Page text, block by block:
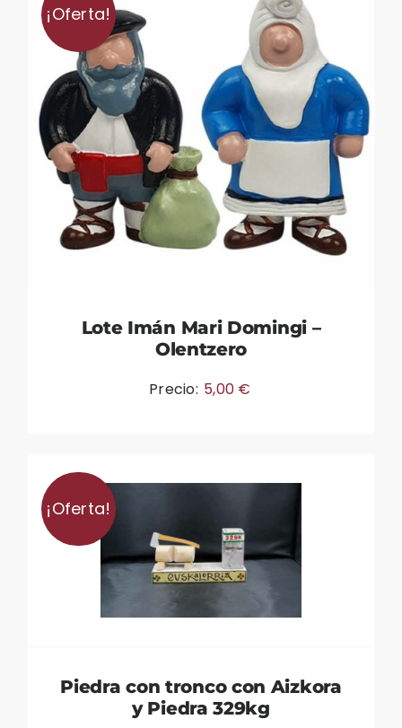
¡Oferta!
Lote Imán Mari Domingi –
Olentzero
Precio: 5,00 €
¡Oferta!
Piedra con tronco con Aizkora
y Piedra 329kg